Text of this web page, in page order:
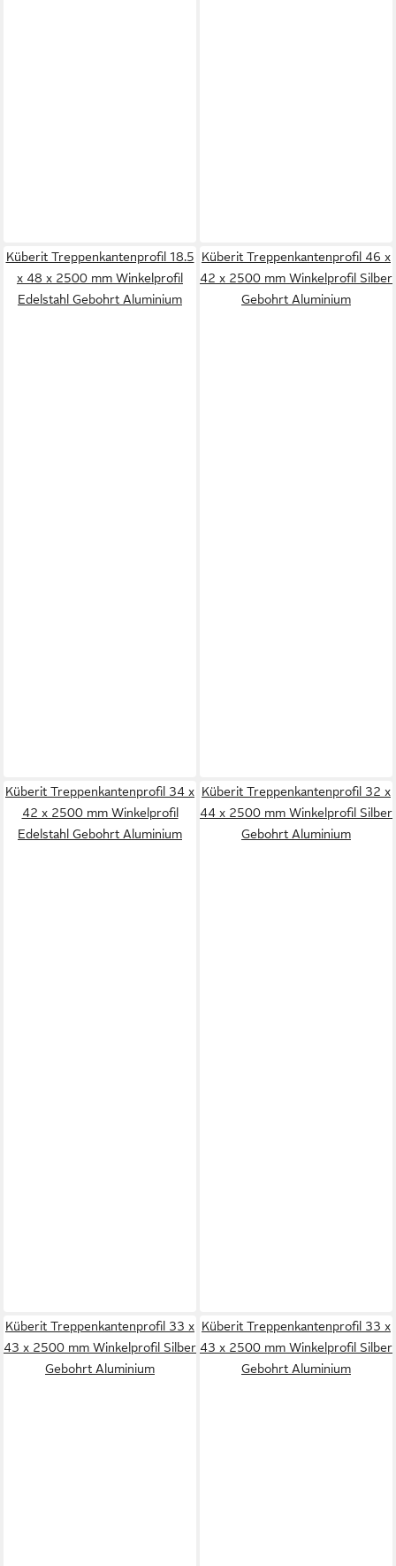
Küberit Treppenkantenprofil 18.5
x 48 x 2500 mm Winkelprofil
Edelstahl Gebohrt Aluminium
Küberit Treppenkantenprofil 46 x
42 x 2500 mm Winkelprofil Silber
Gebohrt Aluminium
Küberit Treppenkantenprofil 34 x
42 x 2500 mm Winkelprofil
Edelstahl Gebohrt Aluminium
Küberit Treppenkantenprofil 32 x
44 x 2500 mm Winkelprofil Silber
Gebohrt Aluminium
Küberit Treppenkantenprofil 33 x
43 x 2500 mm Winkelprofil Silber
Gebohrt Aluminium
Küberit Treppenkantenprofil 33 x
43 x 2500 mm Winkelprofil Silber
Gebohrt Aluminium